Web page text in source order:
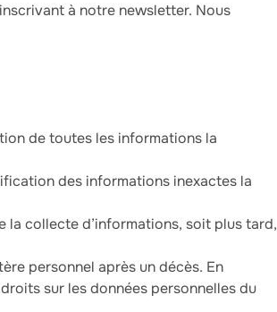
à notre newsletter. Nous
de toutes les informations la
des informations inexactes la
la collecte d’informations, soit plus tard,
personnel après un décès. En
sur les données personnelles du